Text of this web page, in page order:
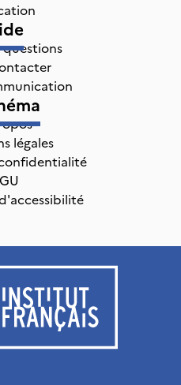
questions
légales